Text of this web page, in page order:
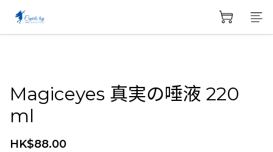
Magiceyes 真実の唾液 220
ml
HK$88.00